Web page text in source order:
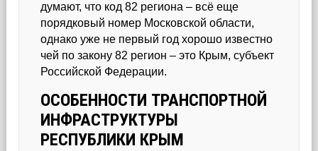
думают, что код 82 региона – всё еще
порядковый номер Московской области,
однако уже не первый год хорошо известно
чей по закону 82 регион – это Крым, субъект
Российской Федерации.
ОСОБЕННОСТИ ТРАНСПОРТНОЙ
ИНФРАСТРУКТУРЫ
РЕСПУБЛИКИ КРЫМ